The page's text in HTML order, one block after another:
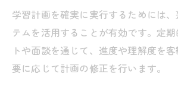
学習計画を確実に実行するためには
テムを活用することが有効です。定
トや面談を通じて、進度や理解度を
要に応じて計画の修正を行います。